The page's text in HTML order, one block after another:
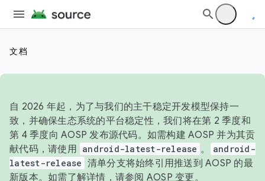
文档
自 2026 年起，为了与我们的主干稳定开发模型保持一
致，并确保生态系统的平台稳定性，我们将在第 2 季度和
第 4 季度向 AOSP 发布源代码。如需构建 AOSP 并为其贡
献代码，请使用 android-latest-release 。
android-
latest-release 清单分支将始终引用推送到 AOSP 的最
新版本。如需了解详情，请参阅 AOSP 变更。